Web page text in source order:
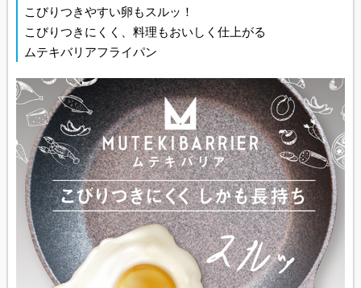
こびりつきやすい卵もスルッ！
こびりつきにくく、料理もおいしく仕上がる
ムテキバリアフライパン